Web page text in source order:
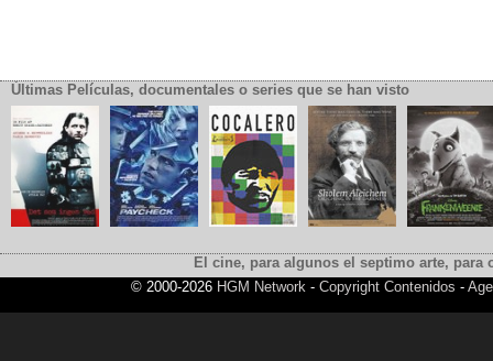
Últimas Películas, documentales o series que se han visto
El cine, para algunos el septimo arte,
© 2000-2026 HGM Network- Copyright Contenidos -